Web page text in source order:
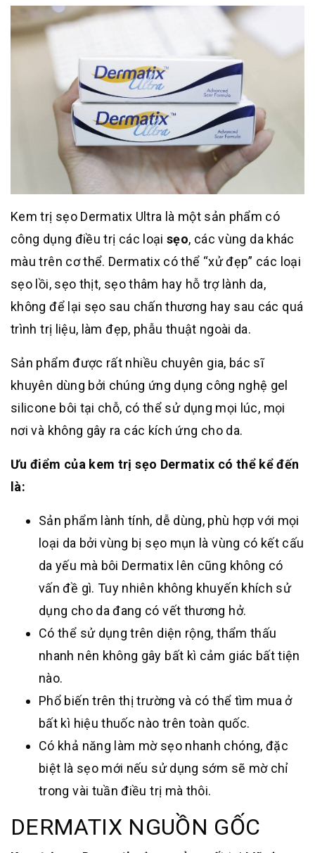
Kem trị sẹo Dermatix Ultra là một sản phẩm có
công dụng điều trị các loạisẹo, các vùng da khác
màu trên cơ thể. Dermatix có thể “xử đẹp” các loại
sẹo lồi, sẹo thịt, sẹo thâm hay hỗ trợ lành da,
không để lại sẹo sau chấn thương hay sau các quá
trình trị liệu, làm đẹp, phẫu thuật ngoài da.
Sản phẩm được rất nhiều chuyên gia, bác sĩ
khuyên dùng bởi chúng ứng dụng công nghệ gel
silicone bôi tại chỗ, có thể sử dụng mọi lúc, mọi
nơi và không gây ra các kích ứng cho da.
Ưu điểm của kem trị sẹo Dermatix có thể kể đến
là:
Sản phẩm lành tính, dễ dùng, phù hợp với mọi
loại da bởi vùng bị sẹo mụn là vùng có kết cấu
da yếu mà bôi Dermatix lên cũng không có
vấn đề gì. Tuy nhiên không khuyến khích sử
dụng cho da đang có vết thương hở.
Có thể sử dụng trên diện rộng, thẩm thấu
nhanh nên không gây bất kì cảm giác bất tiện
nào.
Phổ biến trên thị trường và có thể tìm mua ở
bất kì hiệu thuốc nào trên toàn quốc.
Có khả năng làm mờ sẹo nhanh chóng, đặc
biệt là sẹo mới nếu sử dụng sớm sẽ mờ chỉ
trong vài tuần điều trị mà thôi.
DERMATIX NGUỒN GỐC